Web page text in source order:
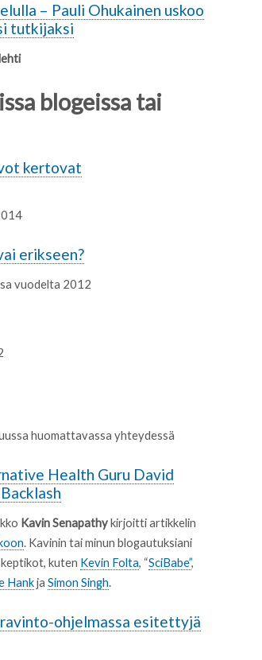
– Pauli Ohukainen uskoo
tutkijaksi
blogeissa tai
kertovat
erikseen?
vuodelta 2012
huomattavassa yhteydessä
Health Guru David
Kavin Senapathykirjoitti artikkelin
. Kavinin tai minun blogautuksiani
kuten Kevin Folta, “SciBabe”,
Hankja Simon Singh.
ohjelmassa esitettyjä